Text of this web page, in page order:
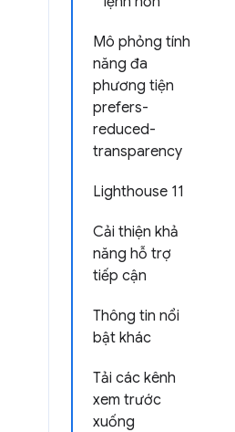
Mô phỏng tính
năng đa
phương tiện
prefers-
reduced-
transparency
Lighthouse 11
Cải thiện khả
năng hỗ trợ
tiếp cận
Thông tin nổi
bật khác
Tải các kênh
xem trước
xuống